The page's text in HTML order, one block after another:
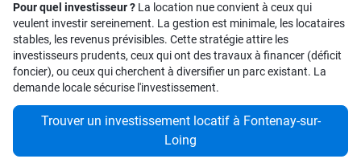
Pour quel investisseur ? La location nue convient à ceux qui
veulent investir sereinement. La gestion est minimale, les locataires
stables, les revenus prévisibles. Cette stratégie attire les
investisseurs prudents, ceux qui ont des travaux à financer (déficit
foncier), ou ceux qui cherchent à diversifier un parc existant. La
demande locale sécurise l'investissement.
Trouver un investissement locatif à Fontenay-sur-
Loing